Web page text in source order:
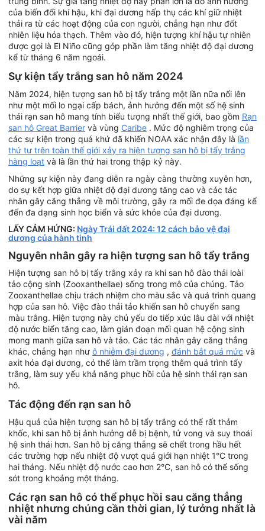
của biến đổi khí hậu, khi đại dương hấp thụ các khí giữ nhiệt
thải ra từ các hoạt động của con người, chẳng hạn như đốt
nhiên liệu hóa thạch. Thêm vào đó, hiện tượng khí hậu tự nhiên
được gọi là El Niño cũng góp phần làm tăng nhiệt độ đại dương
kể từ tháng 6 năm ngoái.
Sự kiện tẩy trắng san hô năm 2024
Năm 2024, hiện tượng san hô bị tẩy trắng một lần nữa nổi lên
như một mối lo ngại cấp bách, ảnh hưởng đến một số hệ sinh
thái rạn san hô mang tính biểu tượng nhất thế giới, bao gồm Rạn
san hô Great Barrier và vùng Caribe . Mức độ nghiêm trọng của
các sự kiện trong quá khứ đã khiến NOAA xác nhận đây là lần
thứ tư trên toàn thế giới xảy ra hiện tượng san hô bị tẩy trắng
hàng loạt và là lần thứ hai trong thập kỷ này.
Những sự kiện này đang diễn ra ngày càng thường xuyên hơn,
do sự kết hợp giữa nhiệt độ đại dương tăng cao và các tác
nhân gây căng thẳng về môi trường, gây ra mối đe dọa đáng kể
đến đa dạng sinh học biển và sức khỏe của đại dương.
LẤY CẢM HỨNG: Ngày Trái đất 2024: 12 cách bảo vệ đại
dương của hành tinh
Nguyên nhân gây ra hiện tượng san hô tẩy trắng
Hiện tượng san hô bị tẩy trắng xảy ra khi san hô đào thải loài
tảo cộng sinh (Zooxanthellae) sống trong mô của chúng. Tảo
Zooxanthellae chịu trách nhiệm cho màu sắc và quá trình quang
hợp của san hô. Việc đào thải tảo khiến san hô chuyển sang
màu trắng. Hiện tượng này chủ yếu do tiếp xúc lâu dài với nhiệt
độ nước biển tăng cao, làm gián đoạn mối quan hệ cộng sinh
mong manh giữa san hô và tảo. Các tác nhân gây căng thẳng
khác, chẳng hạn như ô nhiễm đại dương , đánh bắt quá mức và
axit hóa đại dương, có thể làm trầm trọng thêm quá trình tẩy
trắng, làm suy yếu khả năng phục hồi của hệ sinh thái rạn san
hô.
Tác động đến rạn san hô
Hậu quả của hiện tượng san hô bị tẩy trắng có thể rất thảm
khốc, khi san hô bị ảnh hưởng dễ bị bệnh, tử vong và suy thoái
hệ sinh thái hơn. San hô bị căng thẳng sẽ chết trong hầu hết
các trường hợp nếu nhiệt độ vượt quá giới hạn nhiệt 1°C trong
hai tháng. Nếu nhiệt độ nước cao hơn 2°C, san hô có thể sống
sót trong khoảng một tháng.
Các rạn san hô có thể phục hồi sau căng thẳng
nhiệt nhưng chúng cần thời gian, lý tưởng nhất là
vài năm